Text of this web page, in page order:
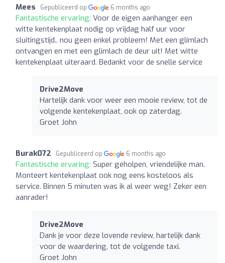
Mees Gepubliceerd op 6 months ago
Fantastische ervaring: Voor de eigen aanhanger een
witte kentekenplaat nodig op vrijdag half uur voor
sluitingstijd.. nou geen enkel probleem! Met een glimlach
ontvangen en met een glimlach de deur uit! Met witte
kentekenplaat uiteraard. Bedankt voor de snelle service
Drive2Move
Hartelijk dank voor weer een mooie review, tot de
volgende kentekenplaat, ook op zaterdag.
Groet John
Burak072 Gepubliceerd op 6 months ago
Fantastische ervaring: Super geholpen, vriendelijke man.
Monteert kentekenplaat ook nog eens kosteloos als
service. Binnen 5 minuten was ik al weer weg! Zeker een
aanrader!
Drive2Move
Dank je voor deze lovende review, hartelijk dank
voor de waardering, tot de volgende taxi.
Groet John